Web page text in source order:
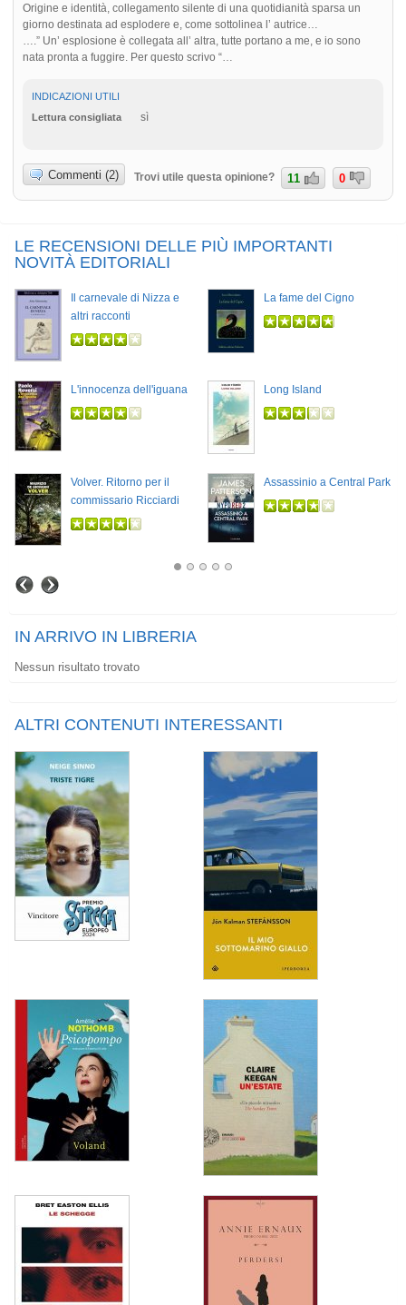
Origine e identità, collegamento silente di una quotidianità sparsa un
giorno destinata ad esplodere e, come sottolinea l’ autrice…
….” Un’ esplosione è collegata all’ altra, tutte portano a me, e io sono
nata pronta a fuggire. Per questo scrivo “…
INDICAZIONI UTILI
Lettura consigliata
sì
Commenti (2) Trovi utile questa opinione? 11 0
LE RECENSIONI DELLE PIÙ IMPORTANTI
NOVITÀ EDITORIALI
Il carnevale di Nizza e
altri racconti
La fame del Cigno
L'innocenza dell'iguana Long Island
Volver. Ritorno per il
commissario Ricciardi
Assassinio a Central Park
IN ARRIVO IN LIBRERIA
Nessun risultato trovato
ALTRI CONTENUTI INTERESSANTI